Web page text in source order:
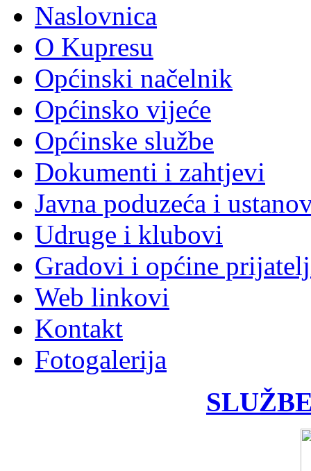
Naslovnica
O Kupresu
Općinski načelnik
Općinsko vijeće
Općinske službe
Dokumenti i zahtjevi
Javna poduzeća i
Udruge i klubovi
Gradovi i općine
Web linkovi
Kontakt
Fotogalerija